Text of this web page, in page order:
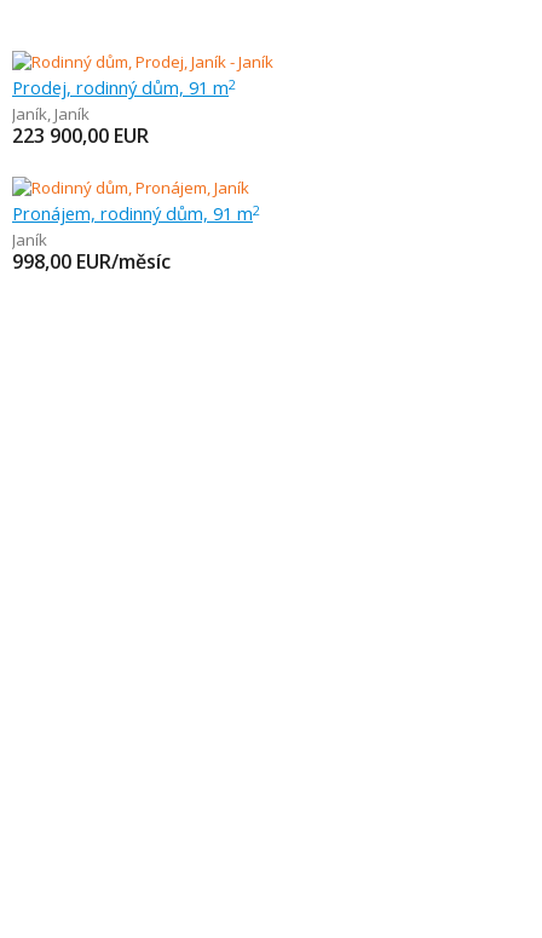
Prodej, rodinný dům, 91 m2
Janík, Janík
223 900,00 EUR
Pronájem, rodinný dům, 91 m2
Janík
998,00 EUR/měsíc